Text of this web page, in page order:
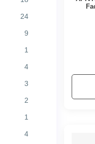
24
9
1
4
3
2
1
4